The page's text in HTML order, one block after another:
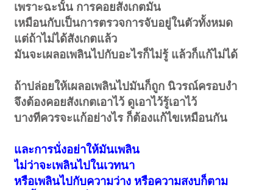
เพราะฉะนั้น การคอยสังเกตมัน
เหมือนกับเป็นการตรวจการจับอยู่ในตัวทั้งหมด
แต่ถ้าไม่ได้สังเกตแล้ว
มันจะเผลอเพลินไปกับอะไรก็ไม่รู้ แล้วก็แก้ไม่ได้
ถ้าปล่อยให้เผลอเพลินไปมันก็ถูก นิวรณ์ครอบงำ
จึงต้องคอยสังเกตเอาไว้ ดูเอาไว้รู้เอาไว้
บางทีควรจะแก้อย่างไร ก็ต้องแก้ไขเหมือนกัน
และการนั่งอย่าให้มันเพลิน
ไม่ว่าจะเพลินไปในเวทนา
หรือเพลินไปกับความว่าง หรือความสงบก็ตาม